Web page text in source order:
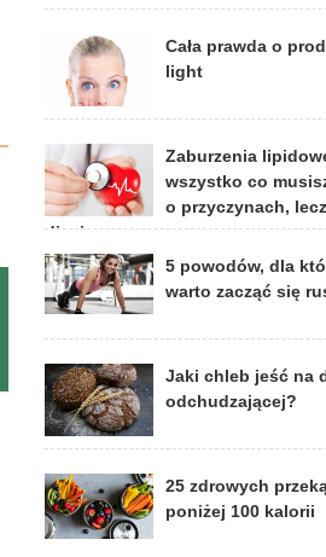
Cała prawda o
light
Zaburzenia
wszystko co
o przyczynach,
diecie
5 powodów, dla
warto zacząć się
Jaki chleb jeść na
odchudzającej?
25 zdrowych
poniżej 100 kalorii